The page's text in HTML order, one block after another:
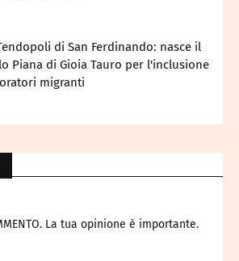
di San Ferdinando: nasce il
Piana di Gioia Tauro per l'inclusione
migranti
La tua opinione è importante.